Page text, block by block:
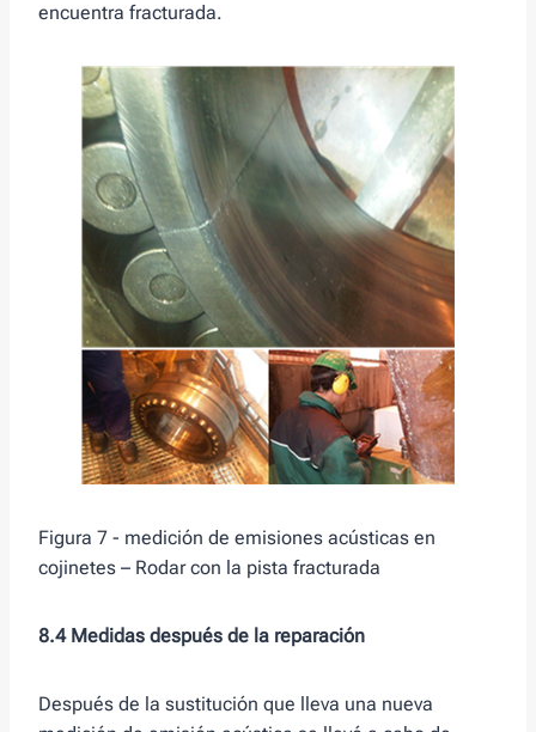
encuentra fracturada.
Figura 7 - medición de emisiones acústicas en
cojinetes – Rodar con la pista fracturada
8.4 Medidas después de la reparación
Después de la sustitución que lleva una nueva